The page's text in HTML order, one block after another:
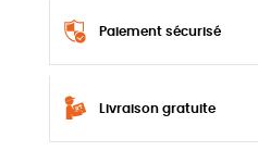
Paiement sécurisé
Livraison gratuite